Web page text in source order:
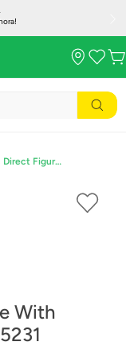
Mcfarlane Dc Direct Figure With Comic Robin Damian 6075231